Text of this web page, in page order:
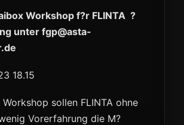
Workshop f?r FLINTA ?
unter fgp@asta-
18.15
Workshop sollen FLINTA ohne
Vorerfahrung die M?